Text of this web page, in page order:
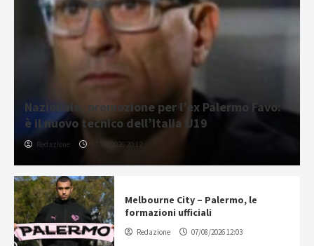
Nazionale, promozione per l’ex Palermo Favo:
è il nuovo tecnico dell’Italia U19
Redazione 07/08/2026 20:12
Melbourne City – Palermo, le
formazioni ufficiali
Redazione 07/08/2026 12:03